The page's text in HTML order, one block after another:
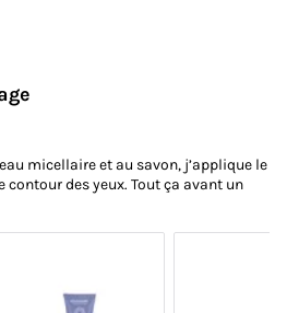
?
Découvrez comment
!
micellaire et au savon, j’applique le
contour des yeux. Tout ça avant un